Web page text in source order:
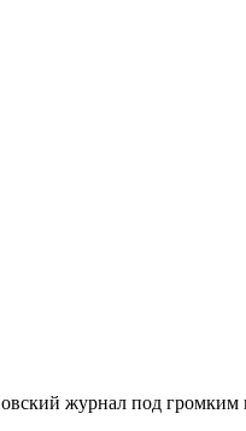
журнал под громким